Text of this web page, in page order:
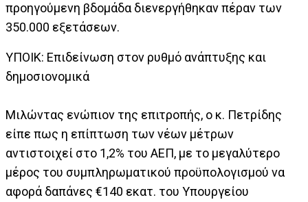
προηγούμενη βδομάδα διενεργήθηκαν πέραν των
350.000 εξετάσεων.
ΥΠΟΙΚ: Επιδείνωση στον ρυθμό ανάπτυξης και
δημοσιονομικά
Μιλώντας ενώπιον της επιτροπής, ο κ. Πετρίδης
είπε πως η επίπτωση των νέων μέτρων
αντιστοιχεί στο 1,2% του ΑΕΠ, με το μεγαλύτερο
μέρος του συμπληρωματικού προϋπολογισμού να
αφορά δαπάνες €140 εκατ. του Υπουργείου